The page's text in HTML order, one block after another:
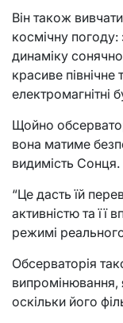
Він також
космічну
динаміку
красиве північне
електромагнітні
Щойно
вона матиме
видимість Сонця.
“Це дасть їй
активністю та її
режимі
Обсерваторія
випромінювання,
оскільки його